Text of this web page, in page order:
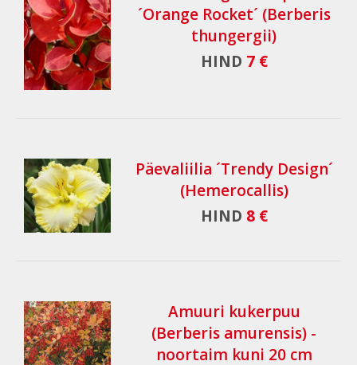
´Orange Rocket´ (Berberis
thungergii)
HIND 7 €
Päevaliilia ´Trendy Design´
(Hemerocallis)
HIND 8 €
Amuuri kukerpuu
(Berberis amurensis) -
noortaim kuni 20 cm